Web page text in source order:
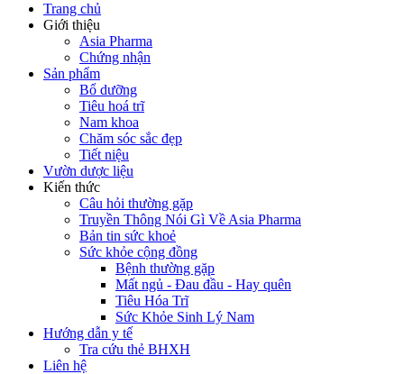
Trang chủ
Giới thiệu
Asia Pharma
Chứng nhận
Sản phẩm
Bổ dưỡng
Tiêu hoá trĩ
Nam khoa
Chăm sóc sắc đẹp
Tiết niệu
Vườn dược liệu
Kiến thức
Câu hỏi thường gặp
Truyền Thông Nói Gì Về Asia Pharma
Bản tin sức khoẻ
Sức khỏe cộng đồng
Bệnh thường gặp
Mất ngủ - Đau đầu - Hay quên
Tiêu Hóa Trĩ
Sức Khỏe Sinh Lý Nam
Hướng dẫn y tế
Tra cứu thẻ BHXH
Liên hệ